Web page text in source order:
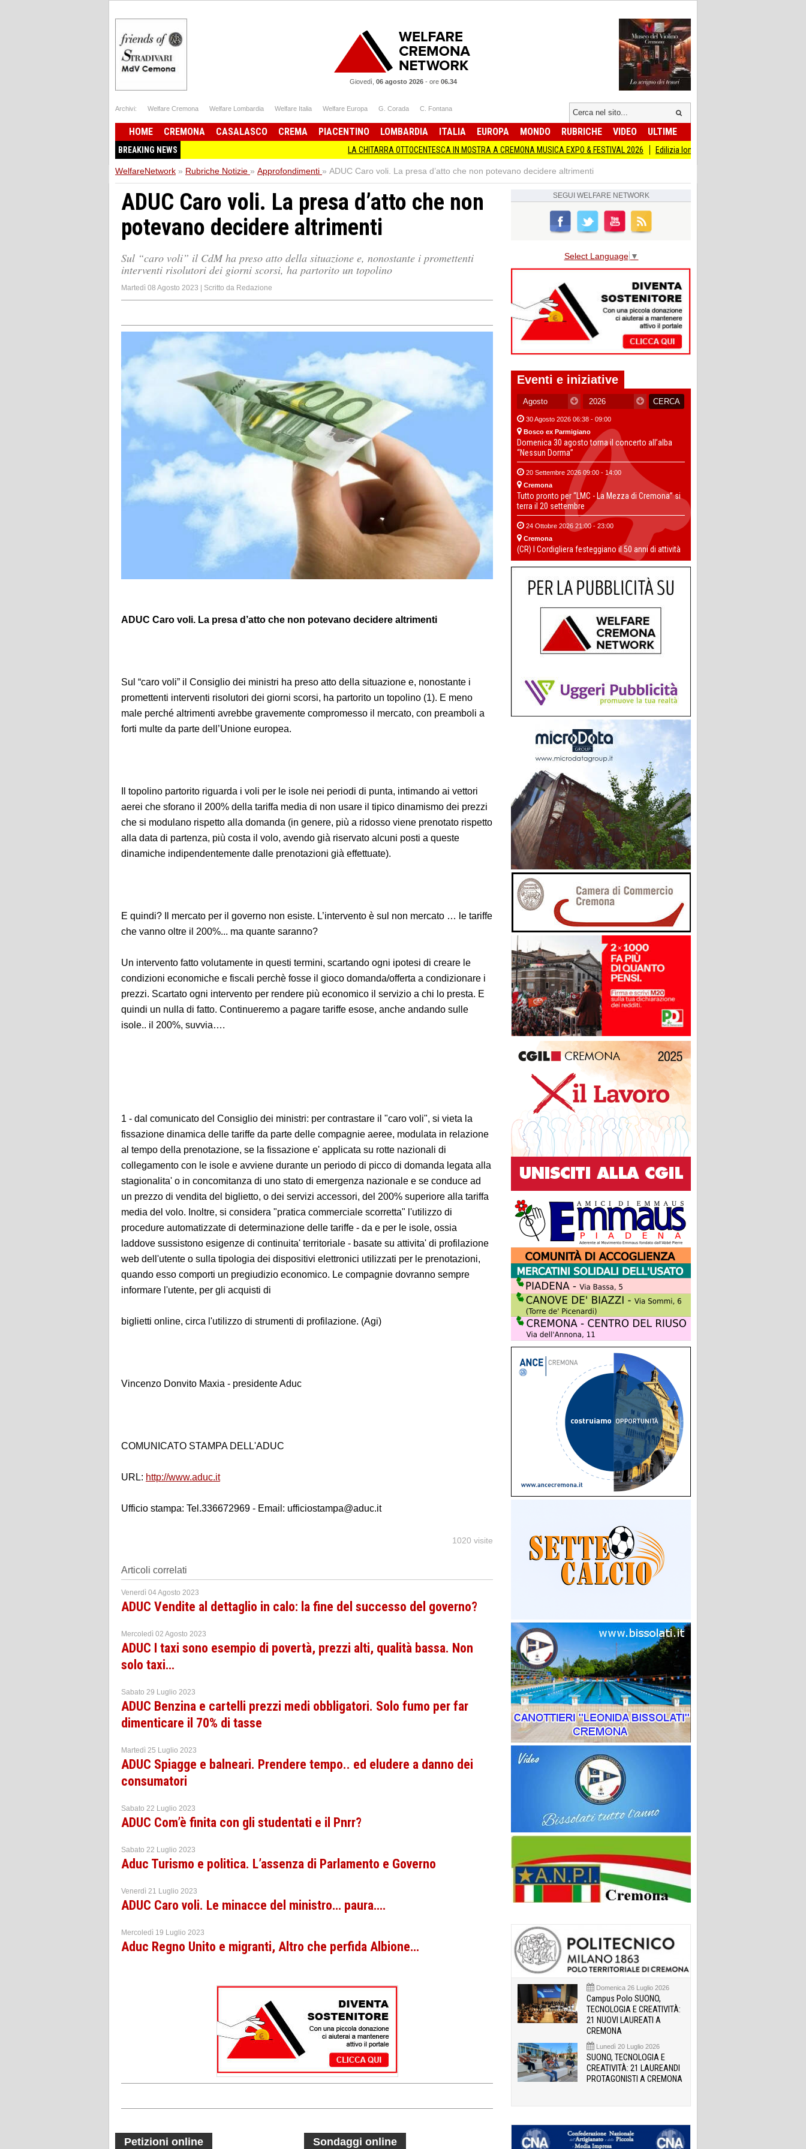
Giovedì, 06 agosto 2026- ore 06.34
Archivi: Welfare Cremona Welfare Lombardia Welfare Italia Welfare Europa G. Corada C. Fontana
HOME CREMONA CASALASCO CREMA PIACENTINO LOMBARDIA ITALIA EUROPA MONDO RUBRICHE VIDEO ULTIME
BREAKING NEWS LA CHITARRA OTTOCENTESCA IN MOSTRA A CREMONA MUSICA EXPO & FESTIVAL 2026 Edilizia lombarda, CNA: Con l’incertezza geopolitica,
WelfareNetwork » Rubriche Notizie » Approfondimenti » ADUC Caro voli. La presa d’atto che non potevano decidere altrimenti
ADUC Caro voli. La presa d’atto che non
potevano decidere altrimenti
Sul “caro voli” il CdM ha preso atto della situazione e, nonostante i promettenti
interventi risolutori dei giorni scorsi, ha partorito un topolino
Martedì 08 Agosto 2023 | Scritto da Redazione
ADUC Caro voli. La presa d’atto che non potevano decidere altrimenti
Sul “caro voli” il Consiglio dei ministri ha preso atto della situazione e, nonostante i
promettenti interventi risolutori dei giorni scorsi, ha partorito un topolino (1). E meno
male perché altrimenti avrebbe gravemente compromesso il mercato, con preamboli a
forti multe da parte dell’Unione europea.
Il topolino partorito riguarda i voli per le isole nei periodi di punta, intimando ai vettori
aerei che sforano il 200% della tariffa media di non usare il tipico dinamismo dei prezzi
che si modulano rispetto alla domanda (in genere, più a ridosso viene prenotato rispetto
alla data di partenza, più costa il volo, avendo già riservato alcuni posti a queste
dinamiche indipendentemente dalle prenotazioni già effettuate).
E quindi? Il mercato per il governo non esiste. L’intervento è sul non mercato … le tariffe
che vanno oltre il 200%... ma quante saranno?
Un intervento fatto volutamente in questi termini, scartando ogni ipotesi di creare le
condizioni economiche e fiscali perchè fosse il gioco domanda/offerta a condizionare i
prezzi. Scartato ogni intervento per rendere più economico il servizio a chi lo presta. E
quindi un nulla di fatto. Continueremo a pagare tariffe esose, anche andando sulle
isole.. il 200%, suvvia….
1 - dal comunicato del Consiglio dei ministri: per contrastare il "caro voli", si vieta la
fissazione dinamica delle tariffe da parte delle compagnie aeree, modulata in relazione
al tempo della prenotazione, se la fissazione e' applicata su rotte nazionali di
collegamento con le isole e avviene durante un periodo di picco di domanda legata alla
stagionalita' o in concomitanza di uno stato di emergenza nazionale e se conduce ad
un prezzo di vendita del biglietto, o dei servizi accessori, del 200% superiore alla tariffa
media del volo. Inoltre, si considera "pratica commerciale scorretta" l'utilizzo di
procedure automatizzate di determinazione delle tariffe - da e per le isole, ossia
laddove sussistono esigenze di continuita' territoriale - basate su attivita' di profilazione
web dell'utente o sulla tipologia dei dispositivi elettronici utilizzati per le prenotazioni,
quando esso comporti un pregiudizio economico. Le compagnie dovranno sempre
informare l'utente, per gli acquisti di
biglietti online, circa l'utilizzo di strumenti di profilazione. (Agi)
Vincenzo Donvito Maxia - presidente Aduc
COMUNICATO STAMPA DELL'ADUC
URL: http://www.aduc.it
Ufficio stampa: Tel.336672969 - Email: ufficiostampa@aduc.it
1020 visite
Articoli correlati
Venerdì 04 Agosto 2023
ADUC Vendite al dettaglio in calo: la fine del successo del governo?
Mercoledì 02 Agosto 2023
ADUC I taxi sono esempio di povertà, prezzi alti, qualità bassa. Non
solo taxi…
Sabato 29 Luglio 2023
ADUC Benzina e cartelli prezzi medi obbligatori. Solo fumo per far
dimenticare il 70% di tasse
Martedì 25 Luglio 2023
ADUC Spiagge e balneari. Prendere tempo.. ed eludere a danno dei
consumatori
Sabato 22 Luglio 2023
ADUC Com’è finita con gli studentati e il Pnrr?
Sabato 22 Luglio 2023
Aduc Turismo e politica. L’assenza di Parlamento e Governo
Venerdì 21 Luglio 2023
ADUC Caro voli. Le minacce del ministro… paura….
Mercoledì 19 Luglio 2023
Aduc Regno Unito e migranti, Altro che perfida Albione…
Petizioni online Sondaggi online
SEGUI WELFARE NETWORK
Select Language ▼
Eventi e iniziative
30 Agosto 2026 06:38 - 09:00
Bosco ex Parmigiano
Domenica 30 agosto torna il concerto all’alba
“Nessun Dorma”
20 Settembre 2026 09:00 - 14:00
Cremona
Tutto pronto per “LMC - La Mezza di Cremona” si
terra il 20 settembre
24 Ottobre 2026 21:00 - 23:00
Cremona
(CR) I Cordigliera festeggiano il 50 anni di attività
Domenica 26 Luglio 2026
Campus Polo SUONO,
TECNOLOGIA E CREATIVITÀ:
21 NUOVI LAUREATI A
CREMONA
Lunedì 20 Luglio 2026
SUONO, TECNOLOGIA E
CREATIVITÀ: 21 LAUREANDI
PROTAGONISTI A CREMONA